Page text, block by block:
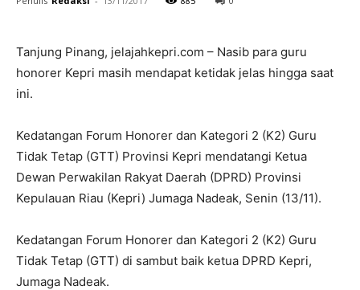
Tanjung Pinang, jelajahkepri.com – Nasib para guru
honorer Kepri masih mendapat ketidak jelas hingga saat
ini.
Kedatangan Forum Honorer dan Kategori 2 (K2) Guru
Tidak Tetap (GTT) Provinsi Kepri mendatangi Ketua
Dewan Perwakilan Rakyat Daerah (DPRD) Provinsi
Kepulauan Riau (Kepri) Jumaga Nadeak, Senin (13/11).
Kedatangan Forum Honorer dan Kategori 2 (K2) Guru
Tidak Tetap (GTT) di sambut baik ketua DPRD Kepri,
Jumaga Nadeak.